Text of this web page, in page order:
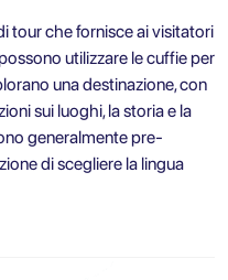
tour che fornisce ai visitatori
utilizzare le cuffie per
una destinazione, con
sui luoghi, la storia e la
generalmente pre-
di scegliere la lingua